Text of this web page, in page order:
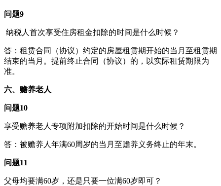
问题9
纳税人首次享受住房租金扣除的时间是什么时候？
答：租赁合同（协议）约定的房屋租赁期开始的当月至租赁期
结束的当月。提前终止合同（协议）的，以实际租赁期限为
准。
六、赡养老人
问题10
享受赡养老人专项附加扣除的开始时间是什么时候？
答：被赡养人年满60周岁的当月至赡养义务终止的年末。
问题11
父母均要满60岁，还是只要一位满60岁即可？